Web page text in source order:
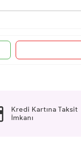
Kredi Kartına Taksit
İmkanı